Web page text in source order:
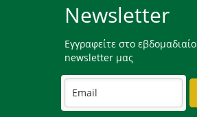
Newsletter
Εγγραφείτε στο εβδομαδιαίο
newsletter μας